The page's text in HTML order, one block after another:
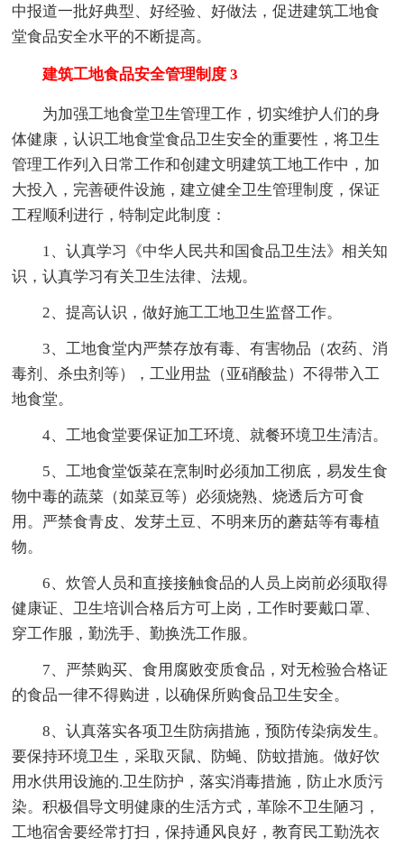
中报道一批好典型、好经验、好做法，促进建筑工地食
堂食品安全水平的不断提高。
建筑工地食品安全管理制度 3
为加强工地食堂卫生管理工作，切实维护人们的身
体健康，认识工地食堂食品卫生安全的重要性，将卫生
管理工作列入日常工作和创建文明建筑工地工作中，加
大投入，完善硬件设施，建立健全卫生管理制度，保证
工程顺利进行，特制定此制度：
1、认真学习《中华人民共和国食品卫生法》相关知
识，认真学习有关卫生法律、法规。
2、提高认识，做好施工工地卫生监督工作。
3、工地食堂内严禁存放有毒、有害物品（农药、消
毒剂、杀虫剂等），工业用盐（亚硝酸盐）不得带入工
地食堂。
4、工地食堂要保证加工环境、就餐环境卫生清洁。
5、工地食堂饭菜在烹制时必须加工彻底，易发生食
物中毒的蔬菜（如菜豆等）必须烧熟、烧透后方可食
用。严禁食青皮、发芽土豆、不明来历的蘑菇等有毒植
物。
6、炊管人员和直接接触食品的人员上岗前必须取得
健康证、卫生培训合格后方可上岗，工作时要戴口罩、
穿工作服，勤洗手、勤换洗工作服。
7、严禁购买、食用腐败变质食品，对无检验合格证
的食品一律不得购进，以确保所购食品卫生安全。
8、认真落实各项卫生防病措施，预防传染病发生。
要保持环境卫生，采取灭鼠、防蝇、防蚊措施。做好饮
用水供用设施的.卫生防护，落实消毒措施，防止水质污
染。积极倡导文明健康的生活方式，革除不卫生陋习，
工地宿舍要经常打扫，保持通风良好，教育民工勤洗衣